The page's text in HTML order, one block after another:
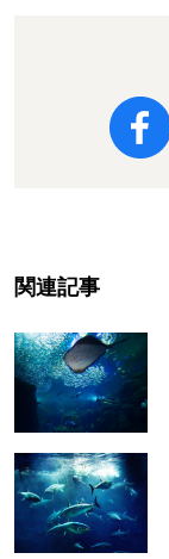
関連記事